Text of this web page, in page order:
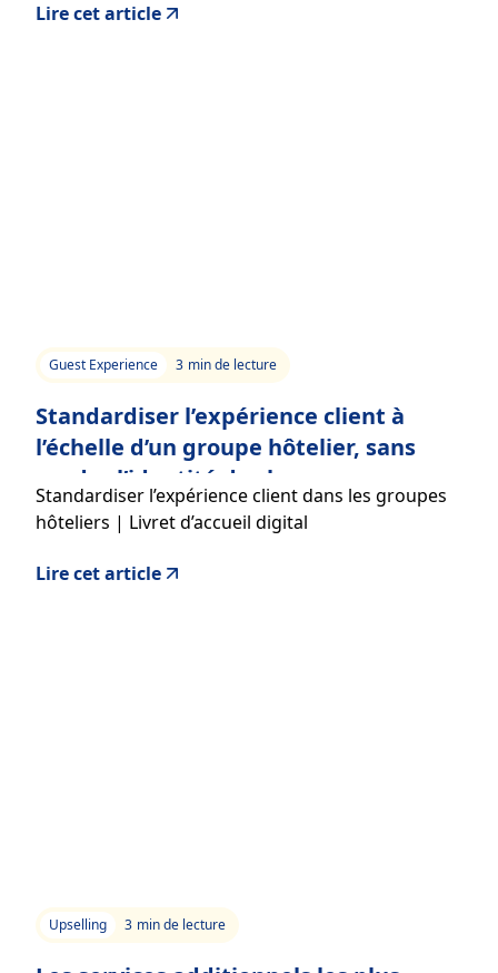
Lire cet article
Guest Experience 3 min de lecture
Standardiser l’expérience client à
l’échelle d’un groupe hôtelier, sans
perdre l’identité de chaque
établissement
Standardiser l’expérience client dans les groupes
hôteliers | Livret d’accueil digital
Lire cet article
Upselling 3 min de lecture